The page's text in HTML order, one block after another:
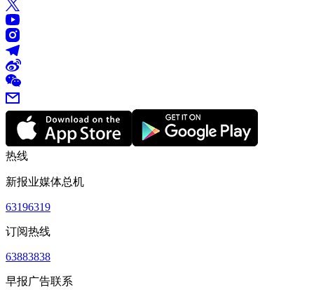
热线
新报业媒体总机
63196319
订阅热线
63883838
早报广告联系